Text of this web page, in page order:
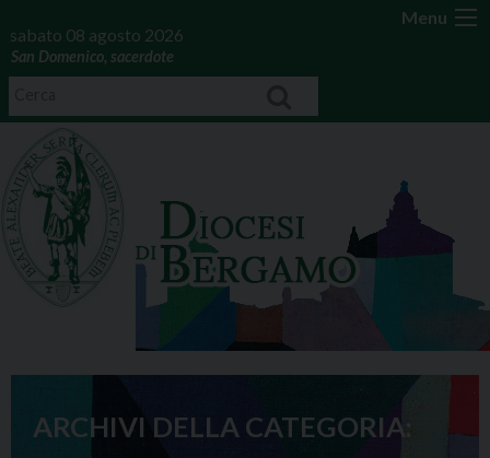
Menu
sabato 08 agosto 2026
San Domenico, sacerdote
ARCHIVI DELLA CATEGORIA: